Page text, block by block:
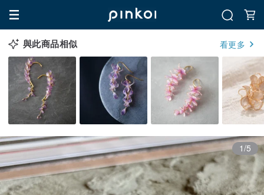
與此商品相似 看更多
1/5